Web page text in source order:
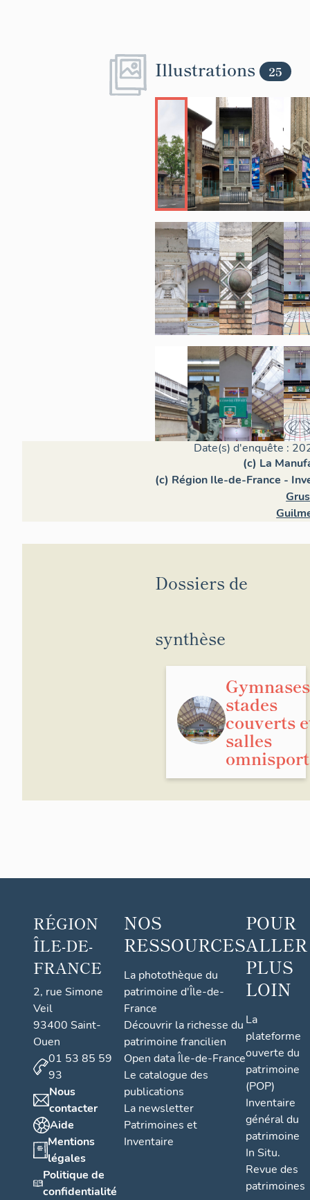
Illustrations 25
Date(s) d'enquête :
(c) La
(c) Région Ile-de-France -
Dossiers de
synthèse
stades
couverts
salles
RÉGION
ÎLE-DE-
FRANCE
2, rue Simone
Veil
93400 Saint-
Ouen
01 53 85 59
93
Nous
contacter
Aide
Mentions
légales
Politique de
confidentialité
NOS
RESSOURCES
La photothèque du
patrimoine d'Île-de-
France
Découvrir la richesse du
patrimoine francilien
Open data Île-de-France
Le catalogue des
publications
La newsletter
Patrimoines et
Inventaire
POUR
ALLER
PLUS
LOIN
La
plateforme
ouverte du
patrimoine
(POP)
Inventaire
général du
patrimoine
In Situ.
Revue des
patrimoines